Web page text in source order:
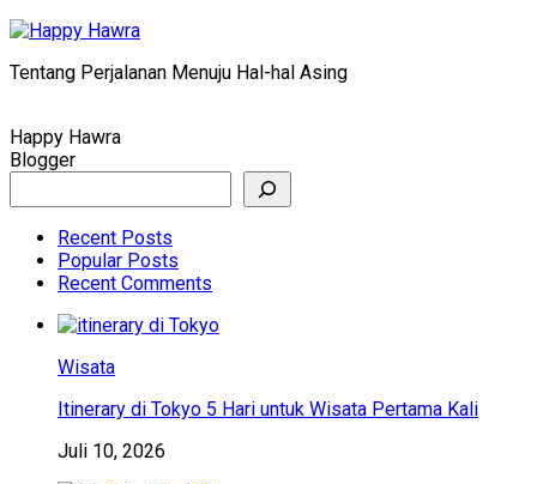
Skip
content
Tentang Perjalanan Menuju Hal-hal Asing
Happy Hawra
Blogger
Recent Posts
Popular Posts
Recent Comments
Wisata
Itinerary di Tokyo 5 Hari untuk Wisata Pertama Kali
Juli 10, 2026